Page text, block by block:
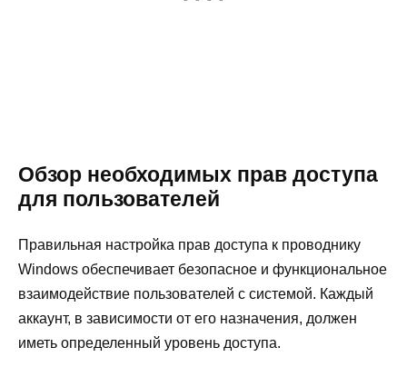
Обзор необходимых прав доступа
для пользователей
Правильная настройка прав доступа к проводнику
Windows обеспечивает безопасное и функциональное
взаимодействие пользователей с системой. Каждый
аккаунт, в зависимости от его назначения, должен
иметь определенный уровень доступа.